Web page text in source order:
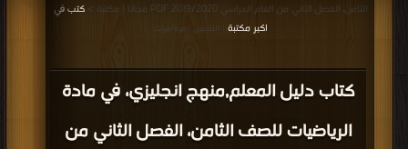
كتاب دليل المعلم,منهج انجليزي، في مادة
الرياضيات للصف الثامن، الفصل الثاني من
الثامن، الفصل الثاني من العام الدراسي 2019/2020 PDF مجانا | مكتبة >
كتب في
اكبر مكتبة
| التحميل : مرة/مرات